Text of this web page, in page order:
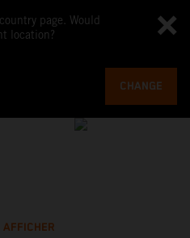
page. Would
location?
CHANGE
AFFICHER